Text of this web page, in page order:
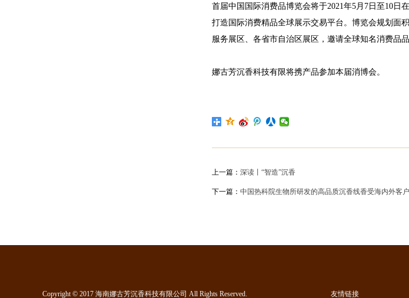
首届中国国际消费品博览会将于2021年5月7日至10日
打造国际消费精品全球展示交易平台。博览会规划面
服务展区、各省市自治区展区，邀请全球知名消费品
娜古芳沉香科技有限将携产品参加本届消博会。
上一篇： 深读丨“智造”沉香
下一篇： 中国热科院生物所研发的高品质沉香线香受海内外客
Copyright © 2017 海南娜古芳沉香科技有限公司 All Rights Reserved. 友情链接